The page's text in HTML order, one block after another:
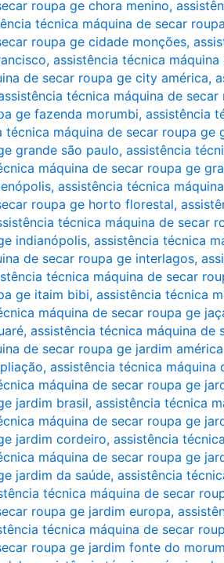
roupa ge chora menino,
técnica máquina de secar
roupa ge cidade monções,
, assistência técnica
de secar roupa ge city américa,
técnica máquina de secar
ge fazenda morumbi, assistência
técnica máquina de secar roupa ge
grande são paulo, assistência
máquina de secar roupa ge
, assistência técnica
roupa ge horto florestal,
técnica máquina de secar
indianópolis, assistência técnica
de secar roupa ge interlagos,
técnica máquina de secar
ge itaim bibi, assistência técnica
máquina de secar roupa ge
, assistência técnica máquina
de secar roupa ge jardim américa
, assistência técnica máquina
máquina de secar roupa ge
jardim brasil, assistência técnica
máquina de secar roupa ge
jardim cordeiro, assistência
máquina de secar roupa ge
jardim da saúde, assistência
técnica máquina de secar
roupa ge jardim europa,
técnica máquina de secar
roupa ge jardim fonte do